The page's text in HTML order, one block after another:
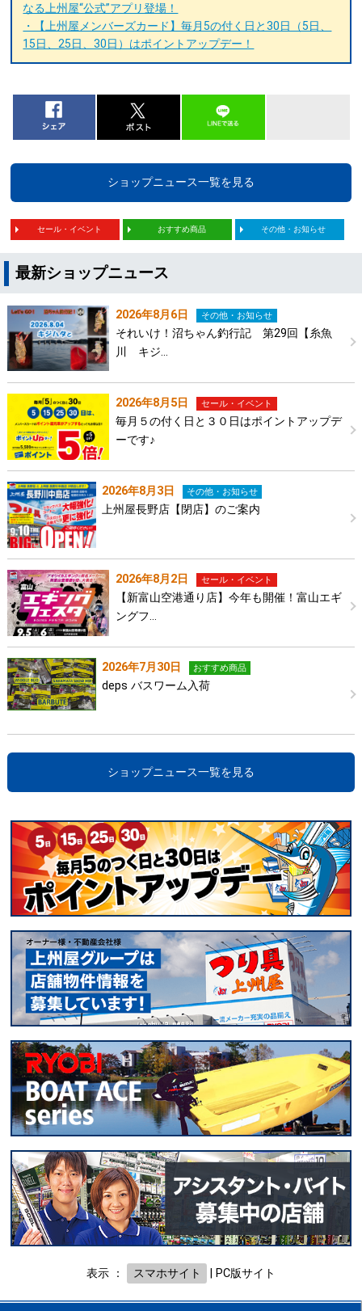
なる上州屋“公式”アプリ登場！
・【上州屋メンバーズカード】毎月5の付く日と30日（5日、
15日、25日、30日）はポイントアップデー！
ショップニュース一覧を見る
セール・イベント おすすめ商品 その他・お知らせ
最新ショップニュース
2026年8月6日 その他・お知らせ
それいけ！沼ちゃん釣行記 第29回【糸魚
川 キジ…
2026年8月5日 セール・イベント
毎月５の付く日と３０日はポイントアップデ
ーです♪
2026年8月3日 その他・お知らせ
上州屋長野店【閉店】のご案内
2026年8月2日 セール・イベント
【新富山空港通り店】今年も開催！富山エギ
ングフ…
2026年7月30日 おすすめ商品
deps バスワーム入荷
ショップニュース一覧を見る
表示 ： スマホサイト PC版サイト